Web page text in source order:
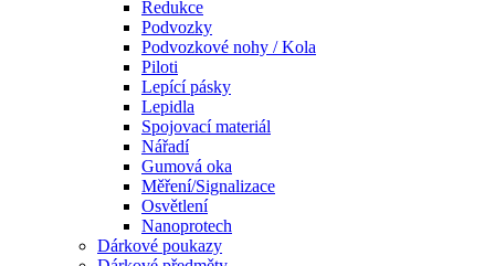
Redukce
Podvozky
Podvozkové nohy / Kola
Piloti
Lepící pásky
Lepidla
Spojovací materiál
Nářadí
Gumová oka
Měření/Signalizace
Osvětlení
Nanoprotech
Dárkové poukazy